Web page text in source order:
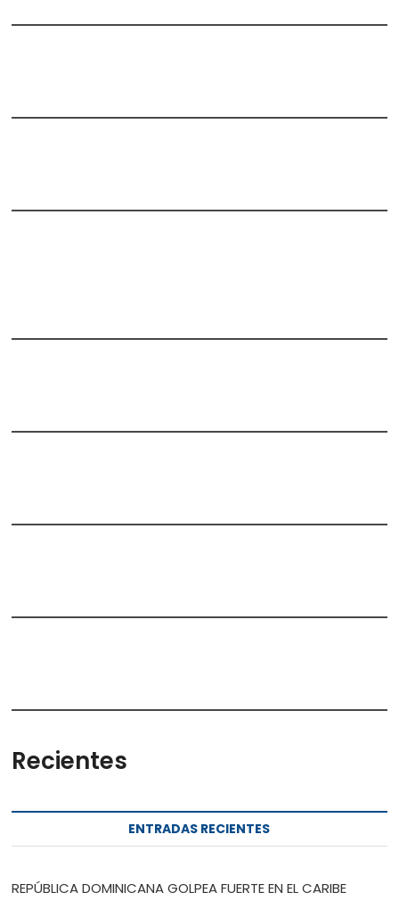
Recientes
ENTRADAS RECIENTES
REPÚBLICA DOMINICANA GOLPEA FUERTE EN EL CARIBE